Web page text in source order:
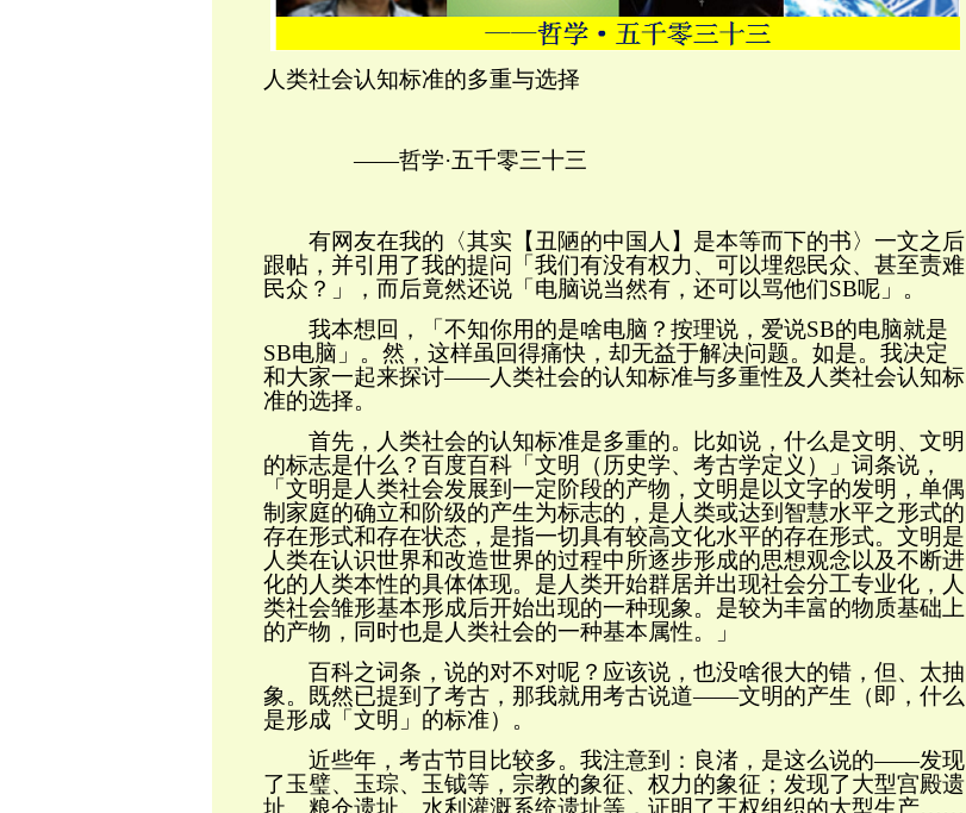
人类社会认知标准的多重与选择
——哲学·五千零三十三
有网友在我的〈其实【丑陋的中国人】是本等而下的书〉一文之后
跟帖，并引用了我的提问「我们有没有权力、可以埋怨民众、甚至责难
民众 ？」，而后竟然还说「 电脑说当然有，还可以骂他们SB呢」。
我本想回，「不知你用的是啥电脑？按理说，爱说SB的电脑就是
SB电脑」。然，这样虽回得痛快，却无益于解决问题。如是。我决定
和大家一起来探讨——人类社会的认知标准与多重性及人类社会认知标
准的选择。
首先，人类社会的认知标准是多重的。比如说，什么是文明、文明
的标志是什么？百度百科「文明（历史学、考古学定义）」词条说，
「文明是人类社会发展到一定阶段的产物，文明是以文字的发明，单偶
制家庭的确立和阶级的产生为标志的，是人类或达到智慧水平之形式的
存在形式和存在状态，是指一切具有较高文化水平的存在形式。文明是
人类在认识世界和改造世界的过程中所逐步形成的思想观念以及不断进
化的人类本性的具体体现。是人类开始群居并出现社会分工专业化，人
类社会雏形基本形成后开始出现的一种现象。是较为丰富的物质基础上
的产物，同时也是人类社会的一种基本属性。」
百科之词条，说的对不对呢？应该说，也没啥很大的错，但、太抽
象。既然已提到了考古，那我就用考古说道——文明的产生（即，什么
是形成「文明」的标准）。
近些年，考古节目比较多。我注意到： 良渚，是这么说的——发现
了玉璧、玉琮、玉钺等，宗教的象征、权力的象征；发现了大型宫殿遗
址、粮仓遗址、水利灌溉系统遗址等，证明了王权组织的大型生产……